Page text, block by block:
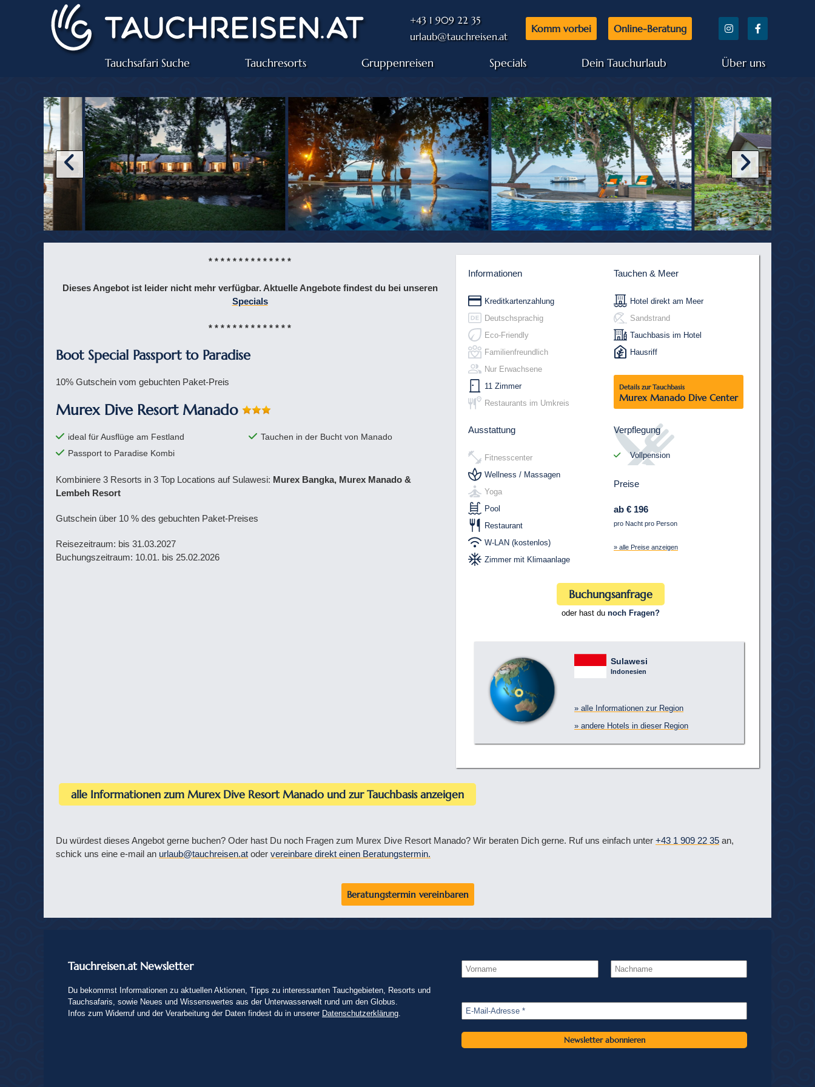
+43 1 909 22 35
urlaub@tauchreisen.at
Komm vorbei Online-Beratung
Tauchsafari Suche Tauchresorts Gruppenreisen Specials Dein Tauchurlaub Über uns
Informationen
Kreditkartenzahlung
Deutschsprachig
Eco-Friendly
Familienfreundlich
Nur Erwachsene
11 Zimmer
Restaurants im Umkreis
Ausstattung
Fitnesscenter
Wellness / Massagen
Yoga
Pool
Restaurant
W-LAN (kostenlos)
Zimmer mit Klimaanlage
Tauchen & Meer
Hotel direkt am Meer
Sandstrand
Tauchbasis im Hotel
Hausriff
Preise
ab € 196
pro Nacht pro Person
» alle Preise anzeigen
Details zur Tauchbasis
Murex Manado Dive Center
Verpflegung
Vollpension
Sulawesi
Indonesien
» alle Informationen zur Region
» andere Hotels in dieser Region
Buchungsanfrage
oder hast du noch Fragen?
* * * * * * * * * * * * * *
Dieses Angebot ist leider nicht mehr verfügbar. Aktuelle Angebote findest du bei unseren
Specials
* * * * * * * * * * * * * *
Boot Special Passport to Paradise
10% Gutschein vom gebuchten Paket-Preis
Murex Dive Resort Manado
ideal für Ausflüge am Festland
Tauchen in der Bucht von Manado
Passport to Paradise Kombi
Kombiniere 3 Resorts in 3 Top Locations auf Sulawesi: Murex Bangka, Murex Manado &
Lembeh Resort
Gutschein über 10 % des gebuchten Paket-Preises
Reisezeitraum: bis 31.03.2027
Buchungszeitraum: 10.01. bis 25.02.2026
alle Informationen zum Murex Dive Resort Manado und zur Tauchbasis anzeigen
Du würdest dieses Angebot gerne buchen? Oder hast Du noch Fragen zum Murex Dive Resort Manado? Wir beraten Dich gerne. Ruf uns einfach unter +43 1 909 22 35 an,
schick uns eine e-mail an urlaub@tauchreisen.at oder vereinbare direkt einen Beratungstermin.
Beratungstermin vereinbaren
Tauchreisen.at Newsletter
Du bekommst Informationen zu aktuellen Aktionen, Tipps zu interessanten Tauchgebieten, Resorts und
Tauchsafaris, sowie Neues und Wissenswertes aus der Unterwasserwelt rund um den Globus.
Infos zum Widerruf und der Verarbeitung der Daten findest du in unserer Datenschutzerklärung.